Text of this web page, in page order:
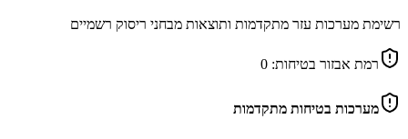
רשימת מערכות עזר מתקדמות ותוצאות מבחני ריסוק רשמיים
רמת אבזור בטיחות: 0
מערכות בטיחות מתקדמות